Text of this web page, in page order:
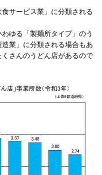
サービス業」に分類される
ゆる「製麺所タイプ」のう
業」に分類される場合もあ
さんのうどん店があるので